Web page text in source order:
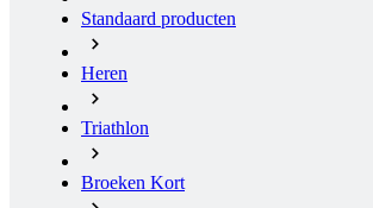
Triathlon
Broeken Kort
TRI PERFORM Z1 | Broek | grijs |
pagina)